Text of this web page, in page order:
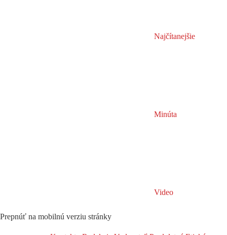
Najčítanejšie
Minúta
Video
Prepnúť na mobilnú verziu stránky